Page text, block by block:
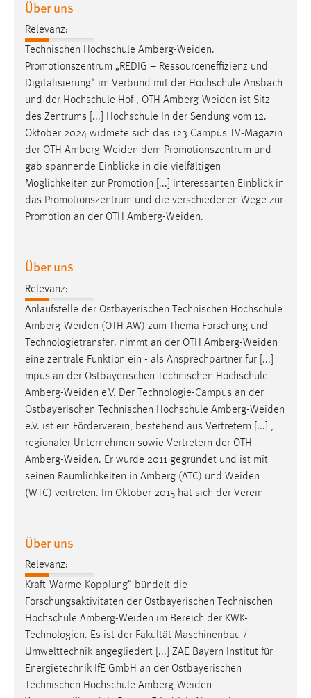
Über uns
Relevanz:
Technischen Hochschule Amberg-Weiden.
Promotionszentrum „REDIG – Ressourceneffizienz und
Digitalisierung“ im Verbund mit der Hochschule Ansbach
und der Hochschule Hof , OTH Amberg-Weiden ist Sitz
des Zentrums [...] Hochschule In der Sendung vom 12.
Oktober 2024 widmete sich das 123 Campus TV-Magazin
der OTH Amberg-Weiden dem Promotionszentrum und
gab spannende Einblicke in die vielfältigen
Möglichkeiten zur Promotion [...] interessanten Einblick in
das Promotionszentrum und die verschiedenen Wege zur
Promotion an der OTH Amberg-Weiden.
Über uns
Relevanz:
Anlaufstelle der Ostbayerischen Technischen Hochschule
Amberg-Weiden (OTH AW) zum Thema Forschung und
Technologietransfer. nimmt an der OTH Amberg-Weiden
eine zentrale Funktion ein - als Ansprechpartner für [...]
mpus an der Ostbayerischen Technischen Hochschule
Amberg-Weiden e.V. Der Technologie-Campus an der
Ostbayerischen Technischen Hochschule Amberg-Weiden
e.V. ist ein Förderverein, bestehend aus Vertretern [...] ,
regionaler Unternehmen sowie Vertretern der OTH
Amberg-Weiden. Er wurde 2011 gegründet und ist mit
seinen Räumlichkeiten in Amberg (ATC) und Weiden
(WTC) vertreten. Im Oktober 2015 hat sich der Verein
Über uns
Relevanz:
Kraft-Wärme-Kopplung“ bündelt die
Forschungsaktivitäten der Ostbayerischen Technischen
Hochschule Amberg-Weiden im Bereich der KWK-
Technologien. Es ist der Fakultät Maschinenbau /
Umwelttechnik angegliedert [...] ZAE Bayern Institut für
Energietechnik IfE GmbH an der Ostbayerischen
Technischen Hochschule Amberg-Weiden
_gcl_au
Anbieter:
Google Ireland Limited
Zweck:
Conversion-Tracking
Cookie Laufzeit:
3 Monate
Facebook Pixel
Name:
_fbp
Conversion-Tracking
Cookie Laufzeit:
3 Monate
EXTERNE MEDIEN
Um Inhalte von Videoplattformen und Social Media
Plattformen anzeigen zu können, werden von diesen
externen Medien Cookies gesetzt.
YouTube